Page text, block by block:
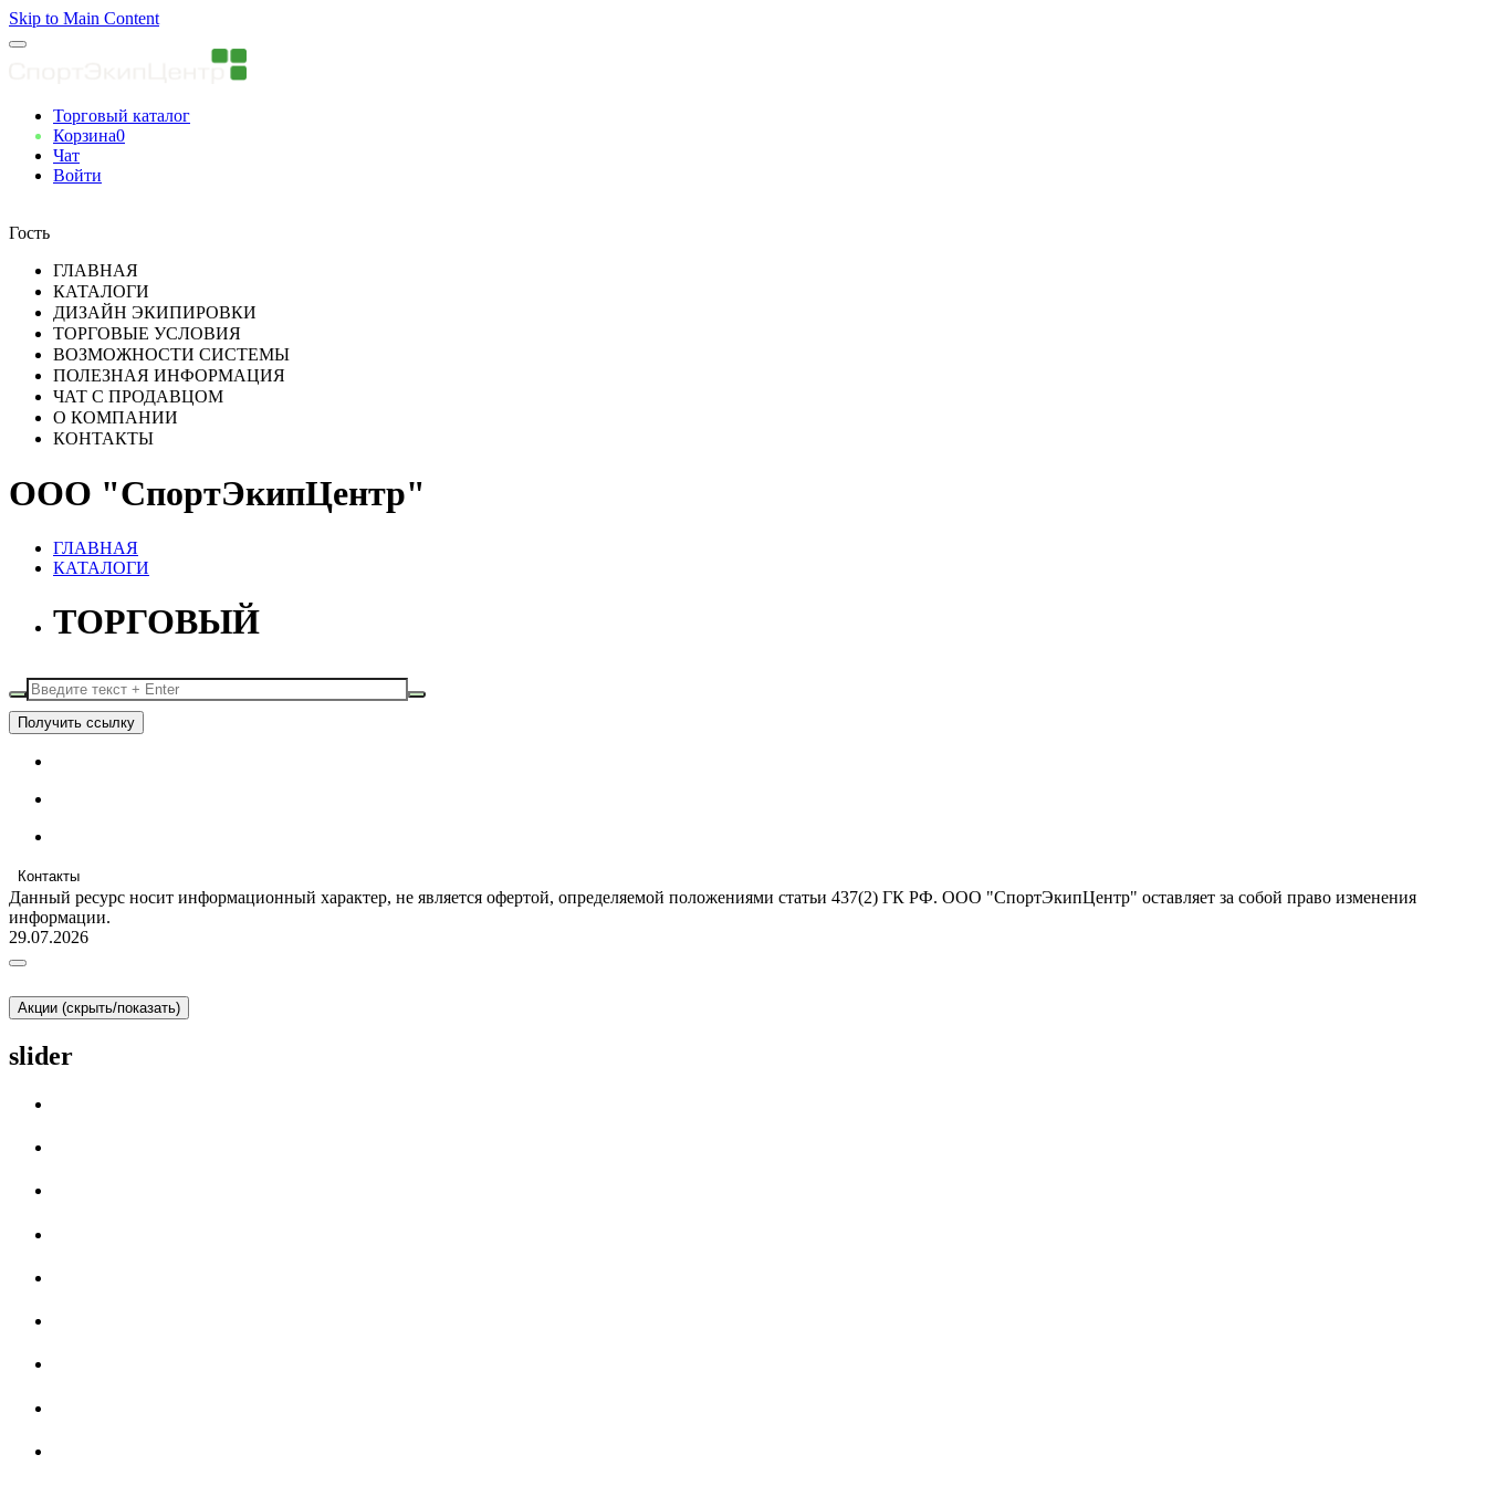
Skip to Main Content
Торговый каталог
Корзина0
Чат
Войти
Гость
ГЛАВНАЯ
КАТАЛОГИ
ДИЗАЙН ЭКИПИРОВКИ
ТОРГОВЫЕ УСЛОВИЯ
ВОЗМОЖНОСТИ СИСТЕМЫ
ПОЛЕЗНАЯ ИНФОРМАЦИЯ
ЧАТ С ПРОДАВЦОМ
О КОМПАНИИ
КОНТАКТЫ
ООО "СпортЭкипЦентр"
ГЛАВНАЯ
КАТАЛОГИ
ТОРГОВЫЙ
Получить ссылку
Контакты
Данный ресурс носит информационный характер, не является офертой, определяемой положениями статьи 437(2) ГК РФ. ООО "СпортЭкипЦентр" оставляет за собой право изменения
информации.
29.07.2026
Акции (скрыть/показать)
slider